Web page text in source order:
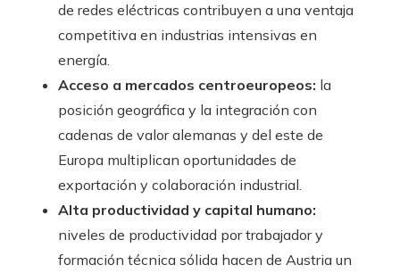
de redes eléctricas contribuyen a una ventaja
competitiva en industrias intensivas en
energía.
Acceso a mercados centroeuropeos: la
posición geográfica y la integración con
cadenas de valor alemanas y del este de
Europa multiplican oportunidades de
exportación y colaboración industrial.
Alta productividad y capital humano:
niveles de productividad por trabajador y
formación técnica sólida hacen de Austria un